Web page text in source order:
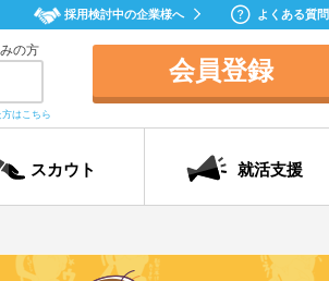
採用検討中の企業様へ よくある質問
の方
はこちら
会員登録
スカウト 就活支援